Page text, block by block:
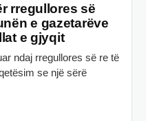
rregullores së
e gazetarëve
e gjyqit
ndaj rregullores së re të
se një sërë